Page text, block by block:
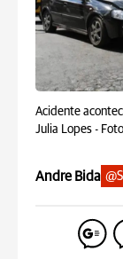
Acidente
Julia Lopes -
Andre Bida